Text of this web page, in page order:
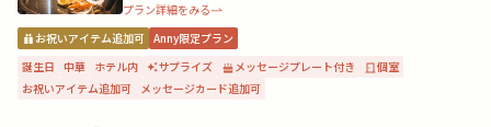
プラン詳細をみる
お祝いアイテム追加可 Anny限定プラン
誕生日 中華 ホテル内 サプライズ メッセージプレート付き
個室
お祝いアイテム追加可 メッセージカード追加可